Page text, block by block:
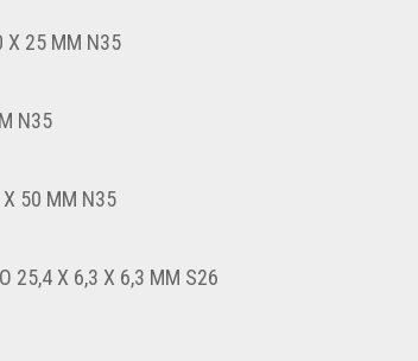
X 25 MM N35
N35
X 50 MM N35
25,4 X 6,3 X 6,3 MM S26